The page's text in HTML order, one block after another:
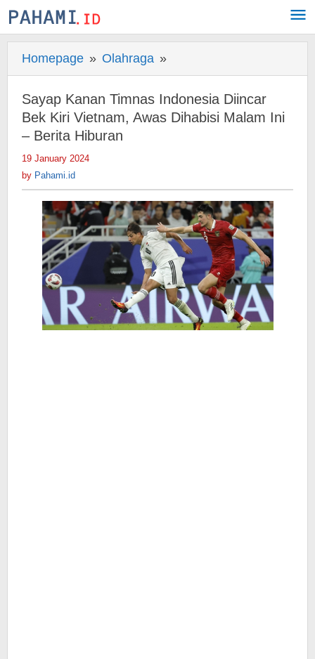
Skip
to
Homepage » Olahraga »
Kanan
Timnas
Indonesia
Vietnam,
Awas
Dihabisi
Malam
Ini
-
Berita
Hiburan
Sayap Kanan Timnas Indonesia Diincar
Bek Kiri Vietnam, Awas Dihabisi Malam Ini
– Berita Hiburan
19 January 2024
by Pahami.id